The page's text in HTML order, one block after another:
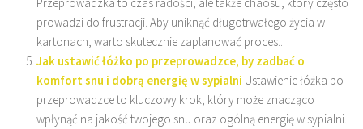
prowadzi do frustracji. Aby uniknąć długotrwałego życia w
kartonach, warto skutecznie zaplanować proces...
Jak ustawić łóżko po przeprowadzce, by zadbać o
komfort snu i dobrą energię w sypialni Ustawienie łóżka po
przeprowadzce to kluczowy krok, który może znacząco
wpłynąć na jakość twojego snu oraz ogólną energię w sypialni.